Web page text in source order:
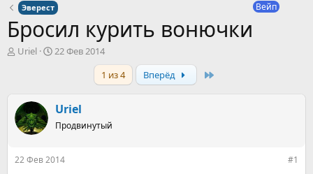
Эверест Вейп
Бросил курить вонючки
А
т
е
Uriel
Д
а
ч
а
22 Фев 2014
1 из 4
Вперёд
Uriel
Продвинутый
22 Фев 2014 #1